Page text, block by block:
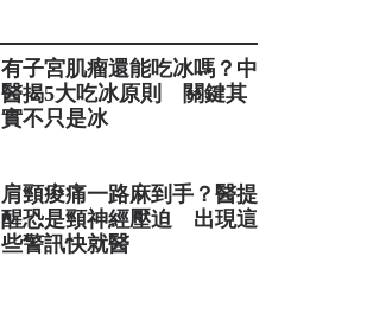
有子宮肌瘤還能吃冰嗎？中
醫揭5大吃冰原則 關鍵其
實不只是冰
肩頸痠痛一路麻到手？醫提
醒恐是頸神經壓迫 出現這
些警訊快就醫